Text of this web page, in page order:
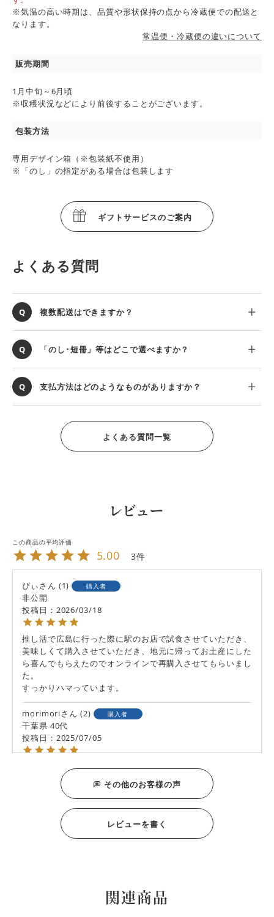
※気温の高い時期は、品質や形状保持の点から冷蔵便での配送と
なります。
常温便・冷蔵便の違いについて
販売期間
1月中旬～6月頃
※収穫状況などにより前後することがございます。
包装方法
専用デザイン箱（※包装紙不使用）
※「のし」の指定がある場合は包装します
ギフトサービスのご案内
よくある質問
複数配送はできますか？
「のし･短冊」等はどこで選べますか？
支払方法はどのようなものがありますか？
よくある質問一覧
レビュー
5.00 3
ぴぃ 1 購入者
非公開
投稿日
2026/03/18
推し活で広島に行った際に駅のお店で試食させていただき、
美味しくて購入させていただき、地元に帰ってお土産にした
ら喜んでもらえたのでオンラインで再購入させてもらいまし
た。
すっかりハマっています。
morimori 2 購入者
千葉県 40代
投稿日
2025/07/05
一粒の涙トマトも、美味しいょーと言ってもらえました。
とても美味しいので、全商品食べてもらいたいです。
2025/05/15
大抵の人が、まず『何これ？？』と驚きますが、食べると美
味しさにビックリされるので、渡し甲斐があります 笑
その他のお客様の声
レビューを書く
関連商品